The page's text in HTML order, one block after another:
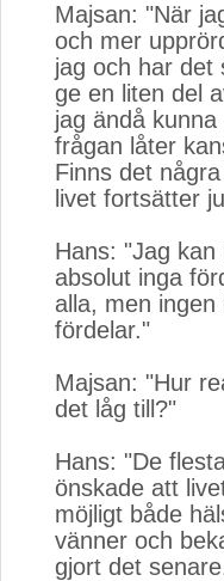
Majsan: "När
och mer
jag och har det
ge en liten del
jag ändå
frågan låter
Finns det
livet fortsätter
Hans: "Jag
absolut inga
alla, men
fördelar."
Majsan: "Hur
det låg till?"
Hans: "De
önskade att
möjligt både
vänner och
gjort det